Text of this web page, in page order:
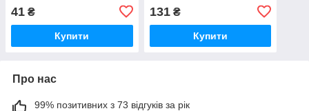
41 ₴
Купити
131₴
Купити
Про нас
99% позитивних з 73 відгуків за рік